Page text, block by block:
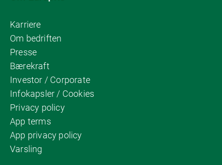
Karriere
Om bedriften
Presse
Bærekraft
Investor / Corporate
Infokapsler / Cookies
Privacy policy
App terms
App privacy policy
Varsling